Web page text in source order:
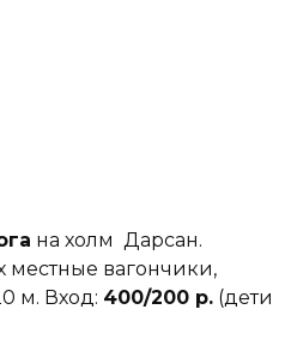
на холм Дарсан.
местные вагончики,
м. Вход: 400/200 р. (дети